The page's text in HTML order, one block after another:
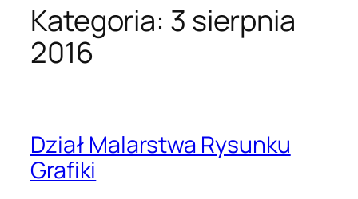
Kategoria: 3 sierpnia
2016
Dział Malarstwa Rysunku
Grafiki